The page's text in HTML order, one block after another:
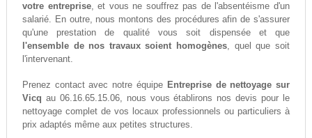
votre entreprise, et vous ne souffrez pas de l'absentéisme d'un
salarié. En outre, nous montons des procédures afin de s'assurer
qu'une prestation de qualité vous soit dispensée et que
l'ensemble de nos travaux soient homogènes, quel que soit
l'intervenant.
Prenez contact avec notre équipe Entreprise de nettoyage sur
Vicq au 06.16.65.15.06, nous vous établirons nos devis pour le
nettoyage complet de vos locaux professionnels ou particuliers à
prix adaptés même aux petites structures.